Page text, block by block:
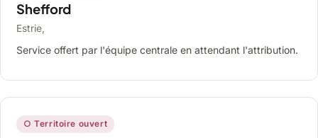
Shefford
Estrie,
Service offert par l'équipe centrale en attendant l'attribution.
○ Territoire ouvert